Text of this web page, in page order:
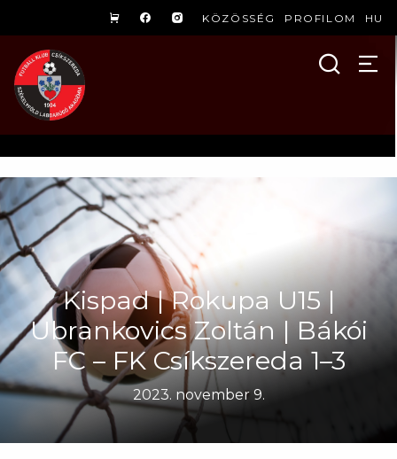
KÖZÖSSÉG PROFILOM HU
Kispad | Rokupa U15 |
Ubrankovics Zoltán | Bákói
FC – FK Csíkszereda 1–3
2023. november 9.